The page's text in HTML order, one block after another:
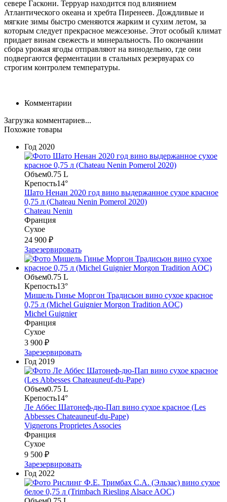
севере Гаскони. Терруар находится под влиянием
Атлантического океана и хребта Пиренеев. Дождливые и
мягкие зимы быстро сменяются жарким и сухим летом, за
которым следует прекрасное межсезонье. Этот особый климат
придает винам свежесть и минеральность. По окончании
сбора урожая ягоды отправляют на винодельню, где они
подвергаются ферментации в стальных резервуарах со
строгим контролем температуры.
Комментарии
Загрузка комментариев...
Похожие товары
Год 2020
Объем0.75 L
Крепость14°
Шато Ненан 2020 год вино выдержанное сухое красное
0,75 л (Chateau Nenin Pomerol 2020)
Chateau Nenin
Франция
Сухое
24 900 ₽
Зарезервировать
Объем0.75 L
Крепость13°
Мишель Гинье Моргон Традисьон вино сухое красное
0,75 л (Michel Guignier Morgon Tradition AOC)
Michel Guignier
Франция
Сухое
3 900 ₽
Зарезервировать
Год 2019
Объем0.75 L
Крепость14°
Ле Аббес Шатонеф-дю-Пап вино сухое красное (Les
Abbesses Chateauneuf-du-Pape)
Vignerons Proprietes Associes
Франция
Сухое
9 500 ₽
Зарезервировать
Год 2022